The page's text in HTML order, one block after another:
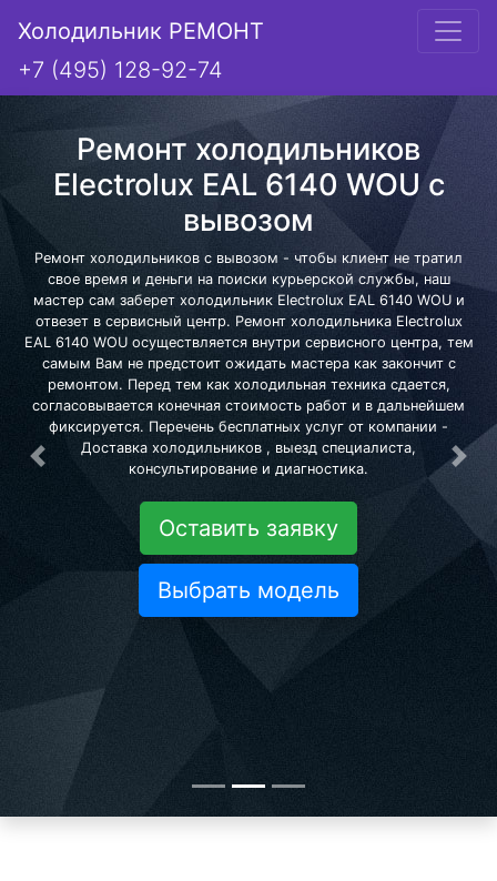
Холодильник РЕМОНТ
+7 (495) 128-92-74
Ремонт холодильников
Electrolux EAL 6140 WOU с
вывозом
Ремонт холодильников с вывозом - чтобы клиент не тратил
свое время и деньги на поиски курьерской службы, наш
мастер сам заберет холодильник Electrolux EAL 6140 WOU и
отвезет в сервисный центр. Ремонт холодильника Electrolux
EAL 6140 WOU осуществляется внутри сервисного центра, тем
самым Вам не предстоит ожидать мастера как закончит с
ремонтом. Перед тем как холодильная техника сдается,
согласовывается конечная стоимость работ и в дальнейшем
фиксируется. Перечень бесплатных услуг от компании -
Доставка холодильников , выезд специалиста,
консультирование и диагностика.
Оставить заявку
Выбрать модель
Предыдущая